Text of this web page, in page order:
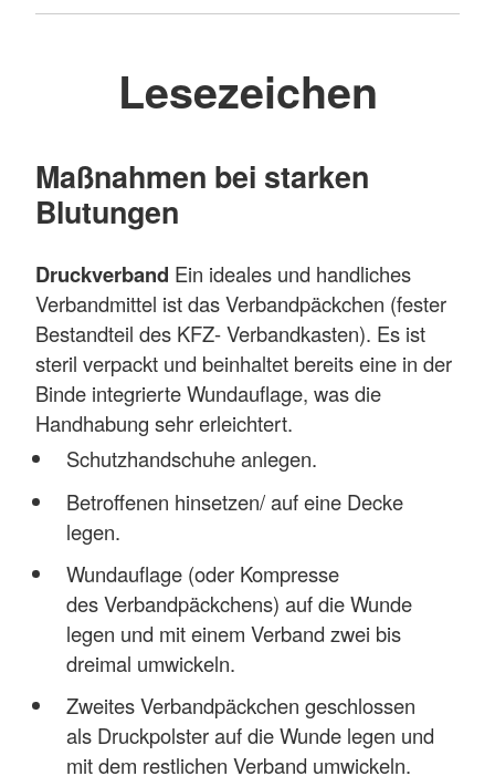
Lesezeichen
Maßnahmen bei starken
Blutungen
Druckverband Ein ideales und handliches
Verbandmittel ist das Verbandpäckchen (fester
Bestandteil des KFZ- Verbandkasten). Es ist
steril verpackt und beinhaltet bereits eine in der
Binde integrierte Wundauflage, was die
Handhabung sehr erleichtert.
Schutzhandschuhe anlegen.
Betroffenen hinsetzen/ auf eine Decke
legen.
Wundauflage (oder Kompresse
des Verbandpäckchens) auf die Wunde
legen und mit einem Verband zwei bis
dreimal umwickeln.
Zweites Verbandpäckchen geschlossen
als Druckpolster auf die Wunde legen und
mit dem restlichen Verband umwickeln.